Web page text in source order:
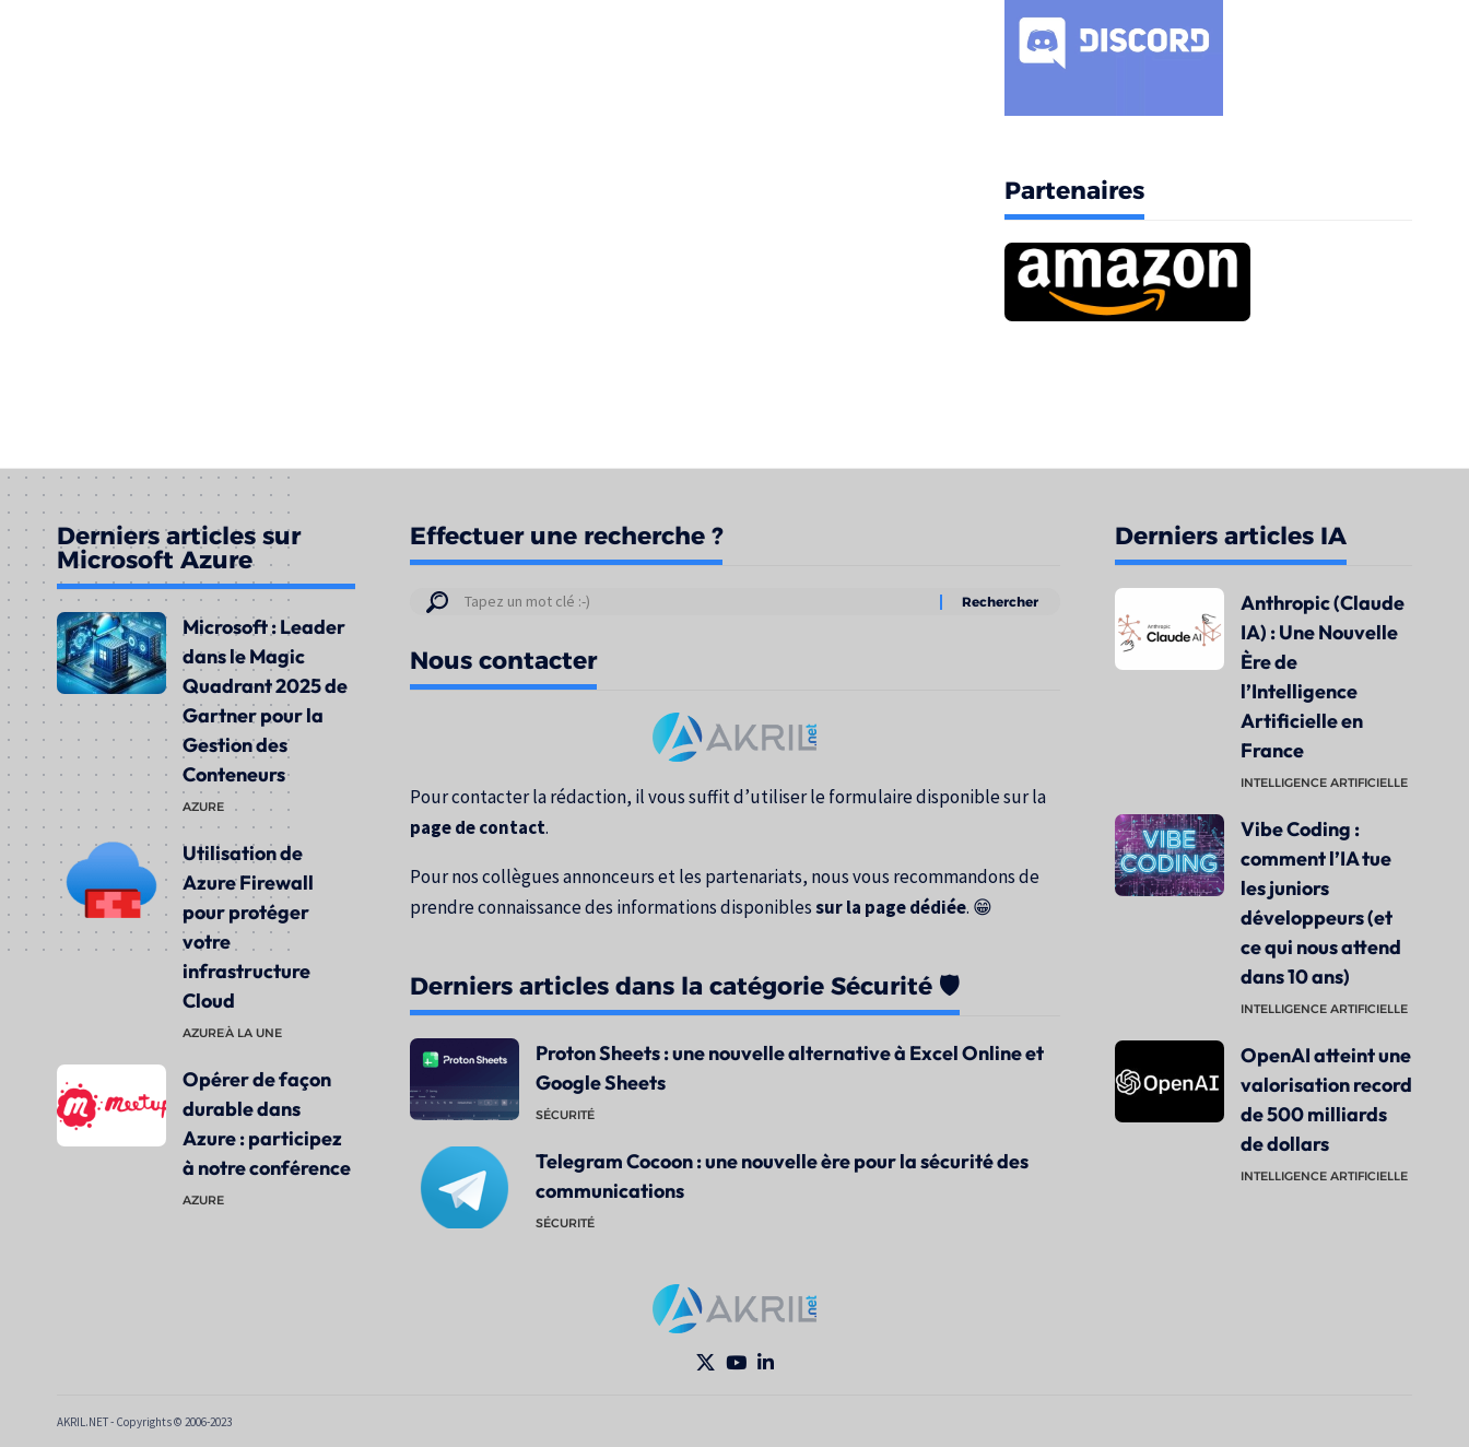
Partenaires
Derniers articles sur
Microsoft Azure
Microsoft : Leader
dans le Magic
Quadrant 2025 de
Gartner pour la
Gestion des
Conteneurs
AZURE
Utilisation de
Azure Firewall
pour protéger
votre
infrastructure
Cloud
AZUREÀ LA UNE
Opérer de façon
durable dans
Azure : participez
à notre conférence
AZURE
Effectuer une recherche ?
Résultats
votre
recherche
Nous contacter
Pour contacter la rédaction, il vous suffit d’utiliser le formulaire disponible sur la
page de contact.
Pour nos collègues annonceurs et les partenariats, nous vous recommandons de
prendre connaissance des informations disponiblessur la page dédiée. 😁
Derniers articles dans la catégorie Sécurité 🛡️
Proton Sheets : une nouvelle alternative à Excel Online et
Google Sheets
SÉCURITÉ
Telegram Cocoon : une nouvelle ère pour la sécurité des
communications
SÉCURITÉ
Derniers articles IA
Anthropic (Claude
IA) : Une Nouvelle
Ère de
l’Intelligence
Artificielle en
France
INTELLIGENCE ARTIFICIELLE
Vibe Coding :
comment l’IA tue
les juniors
développeurs (et
ce qui nous attend
dans 10 ans)
INTELLIGENCE ARTIFICIELLE
OpenAI atteint une
valorisation record
de 500 milliards
de dollars
INTELLIGENCE ARTIFICIELLE
AKRIL.NET - Copyrights © 2006-2023